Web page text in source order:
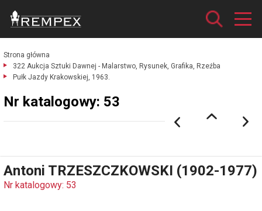
Strona główna
322 Aukcja Sztuki Dawnej - Malarstwo, Rysunek, Grafika, Rzeźba
Pułk Jazdy Krakowskiej, 1963.
Nr katalogowy: 53
Antoni TRZESZCZKOWSKI (1902-1977)
Nr katalogowy: 53